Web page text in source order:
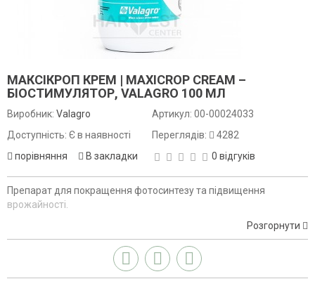
МАКСІКРОП КРЕМ | MAXICROP CREAM –
БІОСТИМУЛЯТОР, VALAGRO 100 МЛ
Виробник: Valagro
Доступність: Є в наявності
порівняння
В закладки
Артикул: 00-00024033
Переглядів:
4282
0 відгуків
Препарат для покращення фотосинтезу та підвищення
врожайності.
Розгорнути